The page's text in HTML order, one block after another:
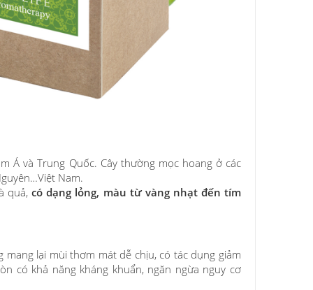
Á và Trung Quốc. Cây thường mọc hoang ở các
Nam.
quả,có dạng lỏng, màu từ vàng nhạt đến tím
lại mùi thơm mát dễ chịu, có tác dụng giảm
có khả năng kháng khuẩn, ngăn ngừa nguy cơ